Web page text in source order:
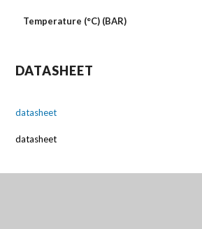
Temperature (°C) (BAR)
DATASHEET
datasheet
datasheet